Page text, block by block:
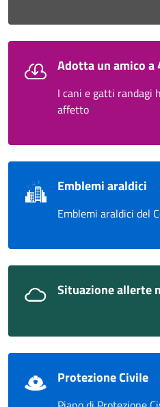
Adotta un amico a
I cani e gatti randagi
affetto
Emblemi araldici
Emblemi araldici del
Situazione allerte
Protezione Civile